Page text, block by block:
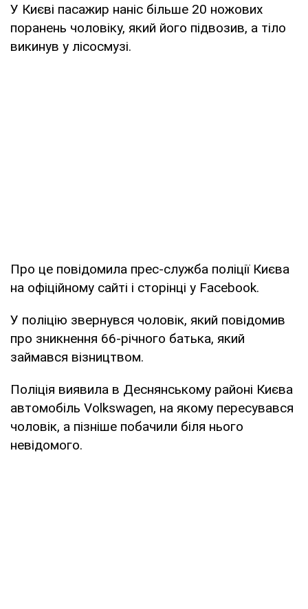
У Києві пасажир наніс більше 20 ножових
поранень чоловіку, який його підвозив, а тіло
викинув у лісосмузі.
Про це повідомила прес-служба поліції Києва
на офіційному сайті і сторінці у Facebook.
У поліцію звернувся чоловік, який повідомив
про зникнення 66-річного батька, який
займався візництвом.
Поліція виявила в Деснянському районі Києва
автомобіль Volkswagen, на якому пересувався
чоловік, а пізніше побачили біля нього
невідомого.